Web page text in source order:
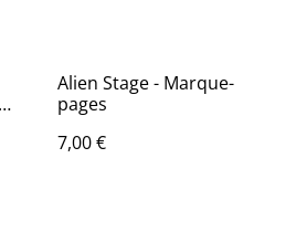
Alien Stage - Marque-
pages
7,00 €